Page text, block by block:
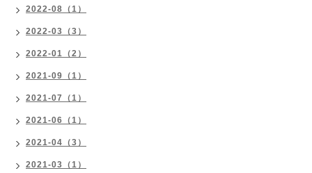
2022-08（1）
2022-03（3）
2022-01（2）
2021-09（1）
2021-07（1）
2021-06（1）
2021-04（3）
2021-03（1）